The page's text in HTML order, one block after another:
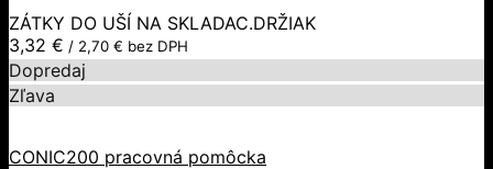
ZÁTKY DO UŠÍ NA SKLADAC.DRŽIAK
3,32 € / 2,70 € bez DPH
Dopredaj
Zľava
CONIC200 pracovná pomôcka